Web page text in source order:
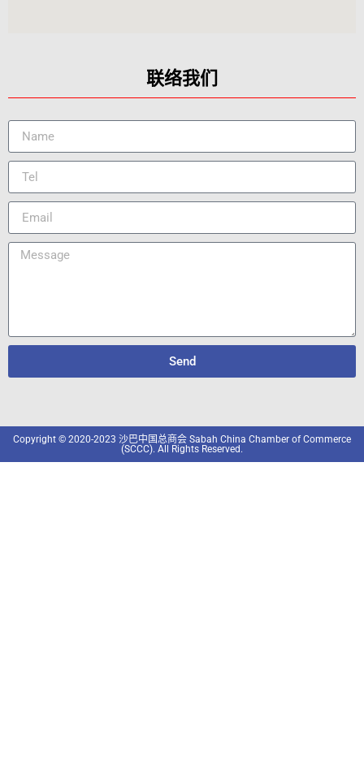
联络我们
Send
Copyright © 2020-2023 沙巴中国总商会 Sabah China Chamber of Commerce
(SCCC). All Rights Reserved.